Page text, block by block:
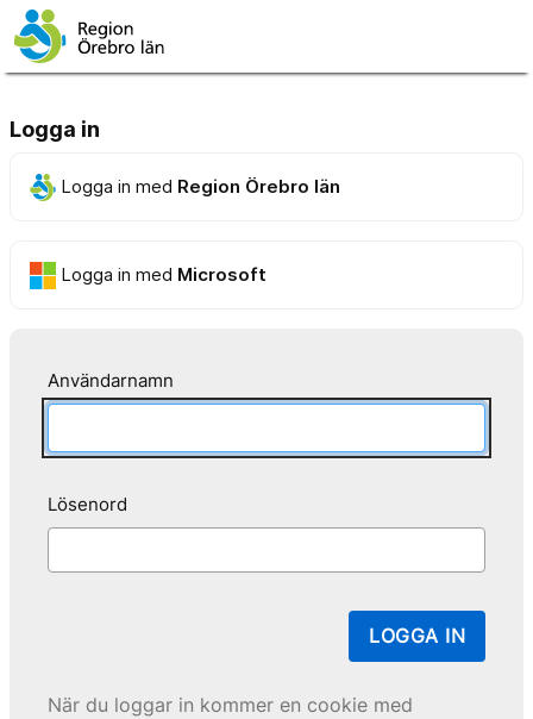
Logga in
Logga in med Region Örebro län
Logga in med Microsoft
Användarnamn
Lösenord
LOGGA IN
När du loggar in kommer en cookie med